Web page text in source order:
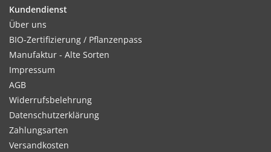
möglichst schattieren.
Kultur:
Reihenabstand 20–30 cm, in der Reihe 4–5 cm. Den Boden
nun nicht mehr zu feucht halten, sonst faulen Wurzeln und
Blätter werden gelb.
Kundendienst
Über uns
BIO-Zertifizierung / Pflanzenpass
Manufaktur - Alte Sorten
Impressum
AGB
Widerrufsbelehrung
Datenschutzerklärung
Zahlungsarten
Versandkosten